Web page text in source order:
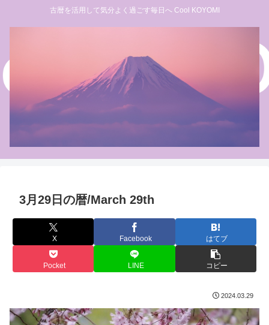
古暦を活用して気分よく過ごす毎日へ Cool KOYOMI
3月29日の暦/March 29th
X Facebook はてブ
Pocket LINE コピー
2024.03.29